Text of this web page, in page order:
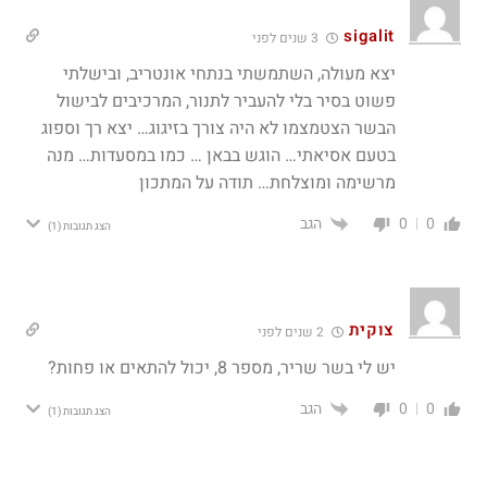
sigalit
יצא מעולה, השתמשתי בנתחי אונטריב, ובישלתי
פשוט בסיר בלי להעביר לתנור, המרכיבים לבישול
הבשר הצטמצמו לא היה צורך בזיגוג… יצא רך וספוג
בטעם אסיאתי… הוגש בבאן … כמו במסעדות… מנה
מרשימה ומוצלחת… תודה על המתכון
0
0 הגב הצג תגובות(1)
צוקית 2 שנים לפני
יש לי בשר שריר, מספר 8, יכול להתאים או פחות?
0
0 הגב הצג תגובות(1)